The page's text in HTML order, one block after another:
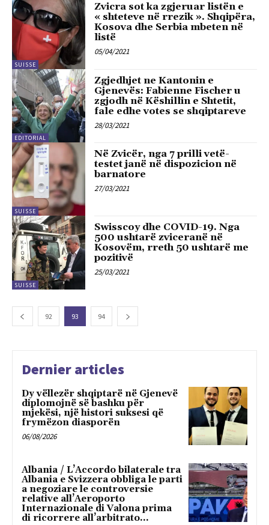
SUISSE
Zvicra sot ka zgjeruar listën e
« shteteve në rrezik ». Shqipëra,
Kosova dhe Serbia mbeten në
listë
05/04/2021
EDITORIAL
Zgjedhjet ne Kantonin e
Gjenevës: Fabienne Fischer u
zgjodh në Këshillin e Shtetit,
fale edhe votes se shqiptareve
28/03/2021
SUISSE
Në Zvicër, nga 7 prilli vetë-
testet janë në dispozicion në
barnatore
27/03/2021
SUISSE
Swisscoy dhe COVID-19. Nga
500 ushtarë zviceranë në
Kosovëm, rreth 50 ushtarë me
pozitivë
25/03/2021
92 93 94
Dernier articles
Dy vëllezër shqiptarë në Gjenevë
diplomojnë së bashku për
mjekësi, një histori suksesi që
frymëzon diasporën
06/08/2026
Albania / L’Accordo bilaterale tra
Albania e Svizzera obbliga le parti
a negoziare le controversie
relative all’Aeroporto
Internazionale di Valona prima
di ricorrere all’arbitrato...